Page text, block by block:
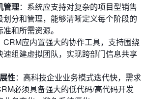
管理：系统应支持对复杂的项目型销售
分和管理，能够清晰定义每个阶段的
和所需资源。
CRM应内置强大的协作工具，支持围绕
速组建虚拟团队，实现跨部门信息共享
性：高科技企业业务模式迭代快，需求
必须具备强大的低代码/高代码开发